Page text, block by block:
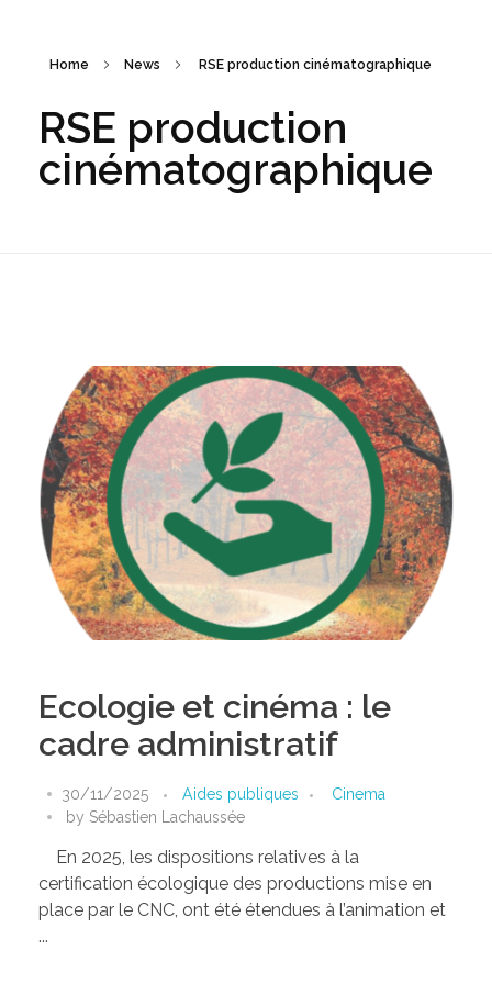
Home News RSE production cinématographique
RSE production
cinématographique
Ecologie et cinéma : le
cadre administratif
30/11/2025 Aides publiques
Cinema
by Sébastien Lachaussée
En 2025, les dispositions relatives à la
certification écologique des productions mise en
place par le CNC, ont été étendues à l’animation et
...